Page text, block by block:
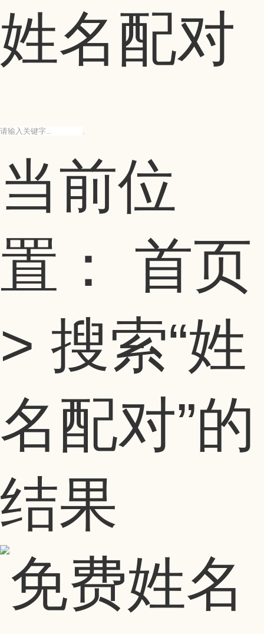
姓名配对
当前位
置： 首页
> 搜索“姓
名配对”的
结果